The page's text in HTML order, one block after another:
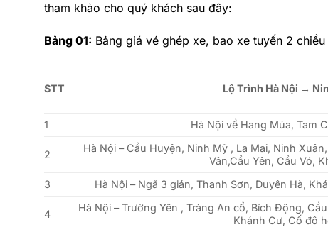
tham khảo cho quý khách sau đây:
Bảng 01: Bảng giá vé ghép xe, bao xe tuyến 2
STT Lộ Trình Hà Nội →
1
Hà Nội về Hang Múa, Tam
2
Hà Nội – Cầu Huyện, Ninh Mỹ , La Mai, Ninh
Vân,Cầu Yên, Cầu Vó,
3 Hà Nội – Ngã 3 gián, Thanh Sơn, Duyên Hà,
4
Hà Nội – Trường Yên , Tràng An cổ, Bích Động,
Khánh Cư, Cố đô